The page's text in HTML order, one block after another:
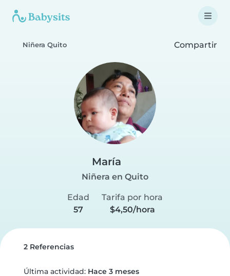
Niñera Quito Compartir
María
Niñera en Quito
Edad
57
Tarifa por hora
$4,50/hora
2 Referencias
Última actividad: Hace 3 meses